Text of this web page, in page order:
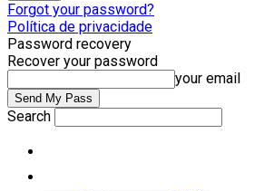
Forgot your password?
Política de privacidade
Password recovery
Recover your password
your email
Search